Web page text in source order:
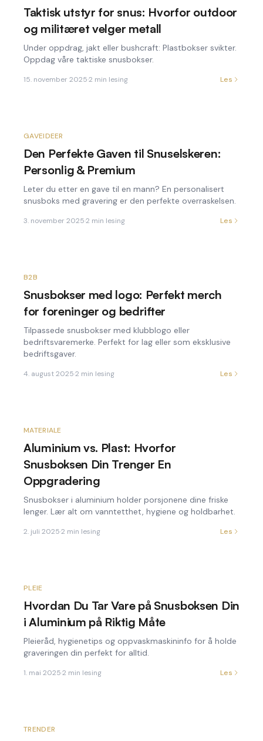
Taktisk utstyr for snus: Hvorfor outdoor
og militæret velger metall
Under oppdrag, jakt eller bushcraft: Plastbokser svikter.
Oppdag våre taktiske snusbokser.
15. november 2025·2 min lesing Les
GAVEIDEER
Den Perfekte Gaven til Snuselskeren:
Personlig & Premium
Leter du etter en gave til en mann? En personalisert
snusboks med gravering er den perfekte overraskelsen.
3. november 2025·2 min lesing Les
B2B
Snusbokser med logo: Perfekt merch
for foreninger og bedrifter
Tilpassede snusbokser med klubblogo eller
bedriftsvaremerke. Perfekt for lag eller som eksklusive
bedriftsgaver.
4. august 2025·2 min lesing Les
MATERIALE
Aluminium vs. Plast: Hvorfor
Snusboksen Din Trenger En
Oppgradering
Snusbokser i aluminium holder porsjonene dine friske
lenger. Lær alt om vanntetthet, hygiene og holdbarhet.
2. juli 2025·2 min lesing Les
PLEIE
Hvordan Du Tar Vare på Snusboksen Din
i Aluminium på Riktig Måte
Pleieråd, hygienetips og oppvaskmaskininfo for å holde
graveringen din perfekt for alltid.
1. mai 2025·2 min lesing Les
TRENDER